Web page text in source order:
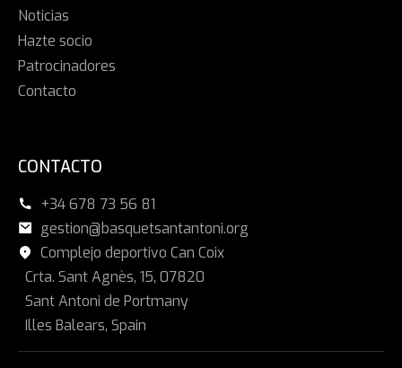
Noticias
Hazte socio
Patrocinadores
Contacto
CONTACTO
+34 678 73 56 81
gestion@basquetsantantoni.org
Complejo deportivo Can Coix
Crta. Sant Agnès, 15, 07820
Sant Antoni de Portmany
Illes Balears, Spain